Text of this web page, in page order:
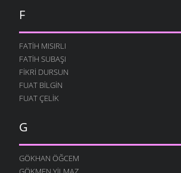
F
FATIH MISIRLI
FATIH SUBAŞI
FIKRI DURSUN
FUAT BILGIN
FUAT ÇELIK
G
GÖKHAN ÖĞCEM